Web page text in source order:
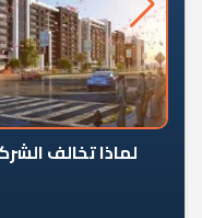
لماذا تخالف